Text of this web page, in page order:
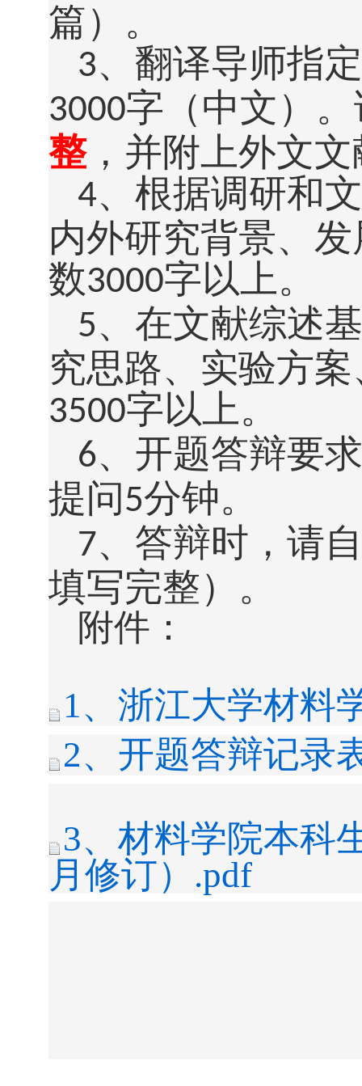
篇）。
3、翻译导师指
3000字（中文）
整，并附上外文
4、根据调研和
内外研究背景、
数3000字以上。
5、在文献综述
究思路、实验方
3500字以上。
6、开题答辩要
提问5分钟。
7、答辩时，请
填写完整）。
附件：
1、浙江大学材料
2、开题答辩记录
3、材料学院本科
月修订）.pdf